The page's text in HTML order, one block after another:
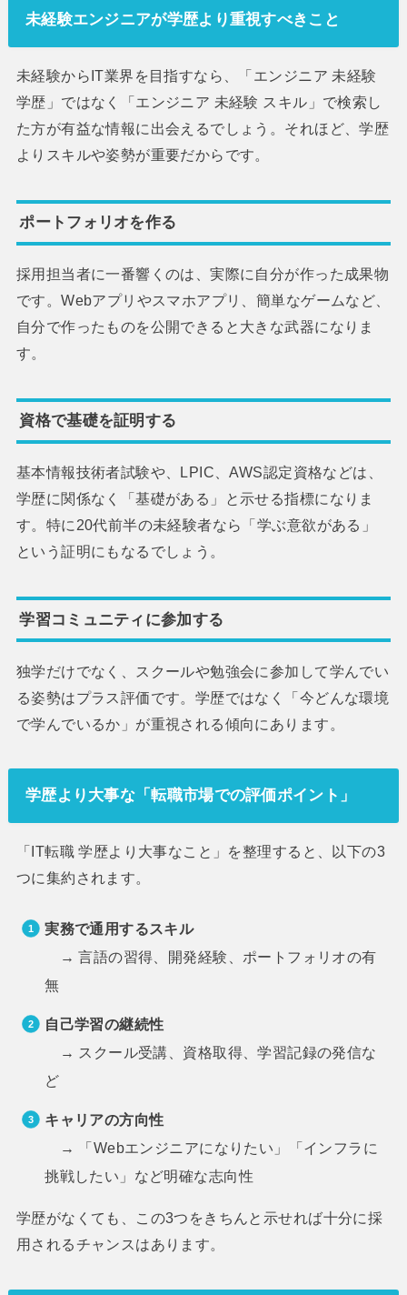
未経験エンジニアが学歴より重視すべきこと
未経験からIT業界を目指すなら、「エンジニア 未経験
学歴」ではなく「エンジニア 未経験 スキル」で検索し
た方が有益な情報に出会えるでしょう。それほど、学歴
よりスキルや姿勢が重要だからです。
ポートフォリオを作る
採用担当者に一番響くのは、実際に自分が作った成果物
です。Webアプリやスマホアプリ、簡単なゲームなど、
自分で作ったものを公開できると大きな武器になりま
す。
資格で基礎を証明する
基本情報技術者試験や、LPIC、AWS認定資格などは、
学歴に関係なく「基礎がある」と示せる指標になりま
す。特に20代前半の未経験者なら「学ぶ意欲がある」
という証明にもなるでしょう。
学習コミュニティに参加する
独学だけでなく、スクールや勉強会に参加して学んでい
る姿勢はプラス評価です。学歴ではなく「今どんな環境
で学んでいるか」が重視される傾向にあります。
学歴より大事な「転職市場での評価ポイント」
「IT転職 学歴より大事なこと」を整理すると、以下の3
つに集約されます。
実務で通用するスキル
→ 言語の習得、開発経験、ポートフォリオの有
無
自己学習の継続性
→ スクール受講、資格取得、学習記録の発信な
ど
キャリアの方向性
→ 「Webエンジニアになりたい」「インフラに
挑戦したい」など明確な志向性
学歴がなくても、この3つをきちんと示せれば十分に採
用されるチャンスはあります。